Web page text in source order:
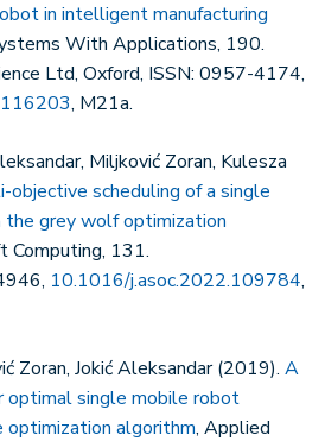
in intelligent manufacturing
With Applications, 190.
Ltd, Oxford, ISSN: 0957-4174,
, M21a.
Miljković Zoran, Kulesza
objective scheduling of a single
grey wolf optimization
Computing, 131.
10.1016/j.asoc.2022.109784,
Zoran, Jokić Aleksandar (2019). A
single mobile robot
optimization algorithm, Applied